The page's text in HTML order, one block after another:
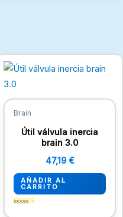
Brain
Útil válvula inercia
brain 3.0
47,19 €
AÑADIR AL
CARRITO